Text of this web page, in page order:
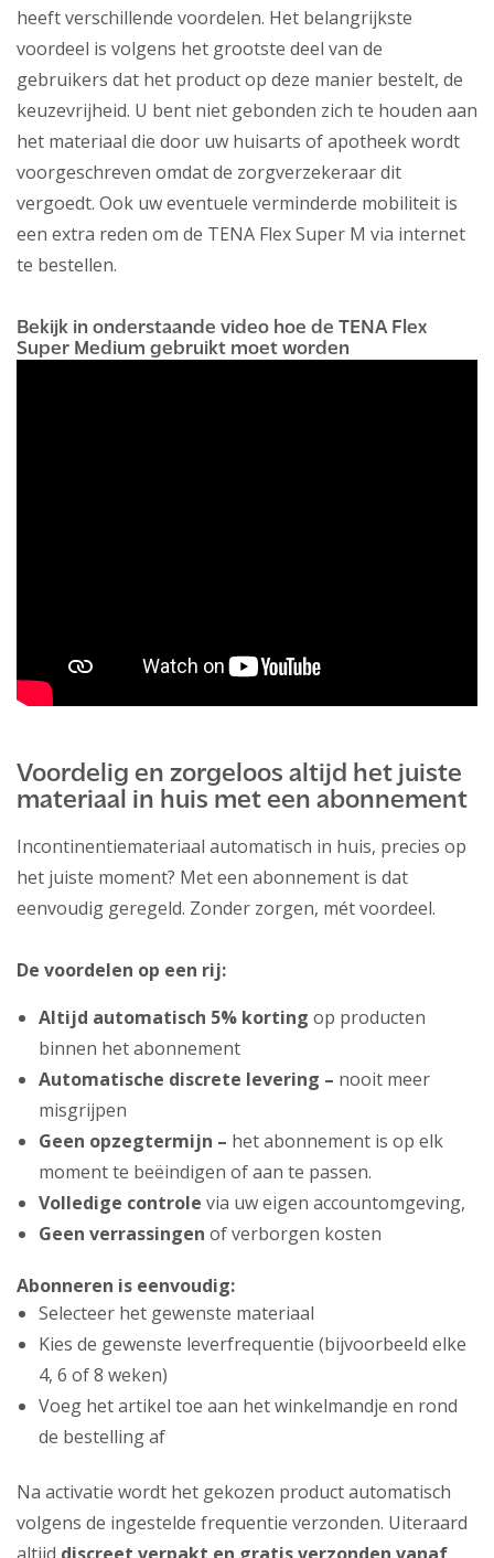
heeft verschillende voordelen. Het belangrijkste
voordeel is volgens het grootste deel van de
gebruikers dat het product op deze manier bestelt, de
keuzevrijheid. U bent niet gebonden zich te houden aan
het materiaal die door uw huisarts of apotheek wordt
voorgeschreven omdat de zorgverzekeraar dit
vergoedt. Ook uw eventuele verminderde mobiliteit is
een extra reden om de TENA Flex Super M via internet
te bestellen.
Bekijk in onderstaande video hoe de TENA Flex
Super Medium gebruikt moet worden
Voordelig en zorgeloos altijd het juiste
materiaal in huis met een abonnement
Incontinentiemateriaal automatisch in huis, precies op
het juiste moment? Met een abonnement is dat
eenvoudig geregeld. Zonder zorgen, mét voordeel.
De voordelen op een rij:
Altijd automatisch 5% korting op producten
binnen het abonnement
Automatische discrete levering – nooit meer
misgrijpen
Geen opzegtermijn – het abonnement is op elk
moment te beëindigen of aan te passen.
Volledige controle via uw eigen accountomgeving,
Geen verrassingen of verborgen kosten
Abonneren is eenvoudig:
Selecteer het gewenste materiaal
Kies de gewenste leverfrequentie (bijvoorbeeld elke
4, 6 of 8 weken)
Voeg het artikel toe aan het winkelmandje en rond
de bestelling af
Na activatie wordt het gekozen product automatisch
volgens de ingestelde frequentie verzonden. Uiteraard